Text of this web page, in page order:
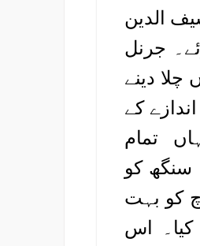
الدین
جرنل
دینے
کے
تمام
سنگھ کو
کو بہت
کیا۔ اس